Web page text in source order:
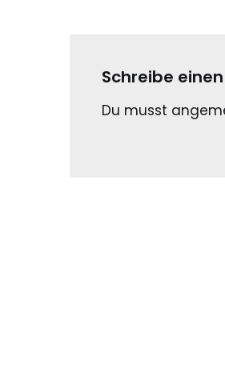
Schreibe
Du musst